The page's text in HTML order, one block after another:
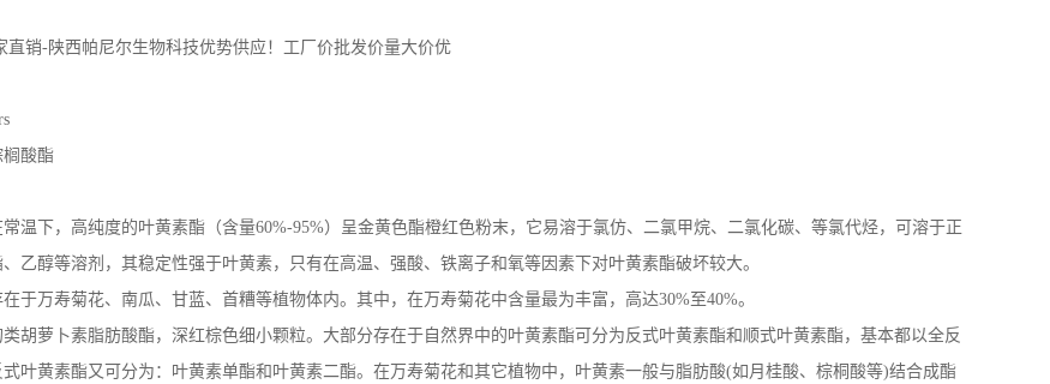
直销-陕西帕尼尔生物科技优势供应！工厂价批发价量大价优
酸酯
温下，高纯度的叶黄素酯（含量60%-95%）呈金黄色酯橙红色粉末，它易溶于氯仿、二氯甲烷、二氯化碳、等氯代烃，可溶于正
乙醇等溶剂，其稳定性强于叶黄素，只有在高温、强酸、铁离子和氧等因素下对叶黄素酯破坏较大。
于万寿菊花、南瓜、甘蓝、首糟等植物体内。其中，在万寿菊花中含量最为丰富，高达30%至40%。
胡萝卜素脂肪酸酯，深红棕色细小颗粒。大部分存在于自然界中的叶黄素酯可分为反式叶黄素酯和顺式叶黄素酯，基本都以全反
叶黄素酯又可分为：叶黄素单酯和叶黄素二酯。在万寿菊花和其它植物中，叶黄素一般与脂肪酸(如月桂酸、棕桐酸等)结合成酯